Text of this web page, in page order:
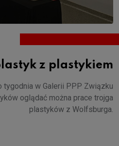
z plastykiem
tygodnia w Galerii PPP Związku
oglądać można prace trojga
plastyków z Wolfsburga.